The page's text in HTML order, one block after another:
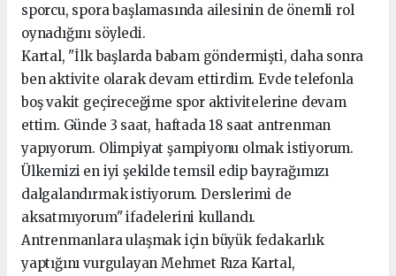
sporcu, spora başlamasında ailesinin de önemli rol
oynadığını söyledi.
Kartal, "İlk başlarda babam göndermişti, daha sonra
ben aktivite olarak devam ettirdim. Evde telefonla
boş vakit geçireceğime spor aktivitelerine devam
ettim. Günde 3 saat, haftada 18 saat antrenman
yapıyorum. Olimpiyat şampiyonu olmak istiyorum.
Ülkemizi en iyi şekilde temsil edip bayrağımızı
dalgalandırmak istiyorum. Derslerimi de
aksatmıyorum" ifadelerini kullandı.
Antrenmanlara ulaşmak için büyük fedakarlık
yaptığını vurgulayan Mehmet Rıza Kartal,